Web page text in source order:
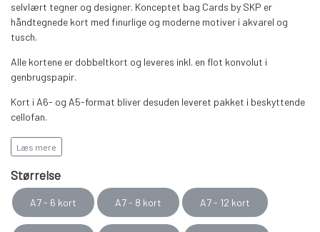
selvlært tegner og designer. Konceptet bag Cards by SKP er
håndtegnede kort med finurlige og moderne motiver i akvarel og
tusch.
Alle kortene er dobbeltkort og leveres inkl. en flot konvolut i
genbrugspapir.
Kort i A6- og A5-format bliver desuden leveret pakket i beskyttende
cellofan.
Kollistørrelse: 6, 8 eller 12 kort - større kolli = lavere pris pr. kort -
spar op til 20 %
Vejl. udsalgspris: DKK 19,95 (A7), DKK 29,95 (A6) og DKK 39,95 (A5)
Læs mere
Størrelse
A7 - 6 kort A7 - 8 kort A7 - 12 kort